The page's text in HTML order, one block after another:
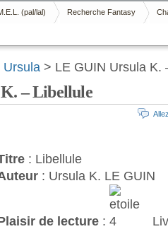
(pal/lal) Recherche Fantasy
Ursula > LE GUIN Ursula K.
– Libellule
: Libellule
: Ursula K. LE GUIN
de lecture :